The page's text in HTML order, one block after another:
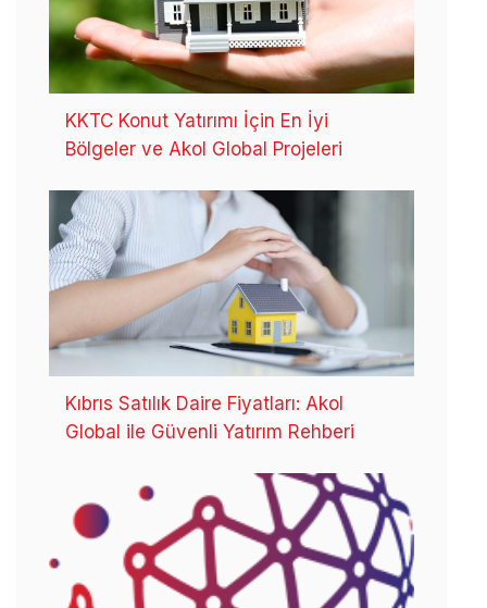
KKTC Konut Yatırımı İçin En İyi
Bölgeler ve Akol Global Projeleri
Kıbrıs Satılık Daire Fiyatları: Akol
Global ile Güvenli Yatırım Rehberi